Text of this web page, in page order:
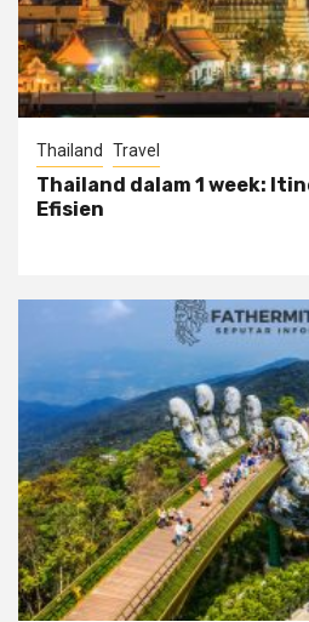
Thailand Travel
Thailand dalam 1 week:
Efisien